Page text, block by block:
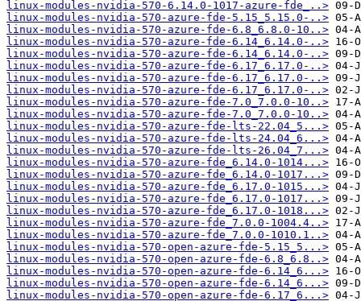
linux-modules-nvidia-570-6.14.0-1017-azure-fde_..>
linux-modules-nvidia-570-azure-fde-5.15_5.15.0-..>
linux-modules-nvidia-570-azure-fde-6.8_6.8.0-10..>
linux-modules-nvidia-570-azure-fde-6.14_6.14.0-..>
linux-modules-nvidia-570-azure-fde-6.14_6.14.0-..>
linux-modules-nvidia-570-azure-fde-6.17_6.17.0-..>
linux-modules-nvidia-570-azure-fde-6.17_6.17.0-..>
linux-modules-nvidia-570-azure-fde-6.17_6.17.0-..>
linux-modules-nvidia-570-azure-fde-7.0_7.0.0-10..>
linux-modules-nvidia-570-azure-fde-7.0_7.0.0-10..>
linux-modules-nvidia-570-azure-fde-lts-22.04_5...>
linux-modules-nvidia-570-azure-fde-lts-24.04_6...>
linux-modules-nvidia-570-azure-fde-lts-26.04_7...>
linux-modules-nvidia-570-azure-fde_6.14.0-1014...>
linux-modules-nvidia-570-azure-fde_6.14.0-1017...>
linux-modules-nvidia-570-azure-fde_6.17.0-1015...>
linux-modules-nvidia-570-azure-fde_6.17.0-1017...>
linux-modules-nvidia-570-azure-fde_6.17.0-1018...>
linux-modules-nvidia-570-azure-fde_7.0.0-1004.4..>
linux-modules-nvidia-570-azure-fde_7.0.0-1010.1..>
linux-modules-nvidia-570-open-azure-fde-5.15_5...>
linux-modules-nvidia-570-open-azure-fde-6.8_6.8..>
linux-modules-nvidia-570-open-azure-fde-6.14_6...>
linux-modules-nvidia-570-open-azure-fde-6.14_6...>
linux-modules-nvidia-570-open-azure-fde-6.17_6...>